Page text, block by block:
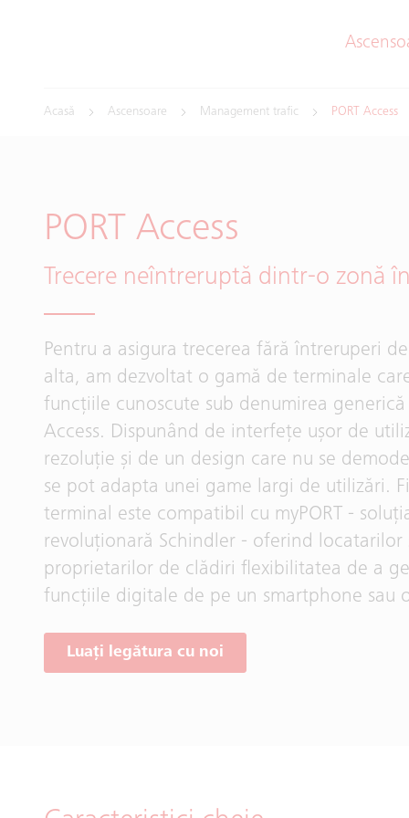
Acasă Ascensoare Management trafic PORT Access
PORT Access
Trecere neîntreruptă dintr-o zonă
Pentru a asigura trecerea fără întreruperi
alta, am dezvoltat o gamă de terminale
funcțiile cunoscute sub denumirea generică
Access. Dispunând de interfețe ușor de
rezoluție și de un design care nu se
se pot adapta unei game largi de utilizări.
terminal este compatibil cu myPORT -
revoluționară Schindler - oferind locatarilor
proprietarilor de clădiri flexibilitatea de a
funcțiile digitale de pe un smartphone sau
Luați legătura cu noi